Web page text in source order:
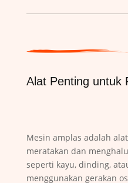
Alat Penting untuk
Mesin amplas adalah
meratakan dan
seperti kayu, dinding,
menggunakan gerakan